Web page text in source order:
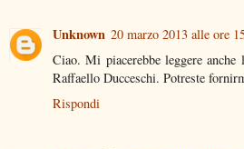
Unknown 20 marzo 2013 alle ore
Ciao. Mi piacerebbe leggere
Raffaello Ducceschi. Potreste
Rispondi